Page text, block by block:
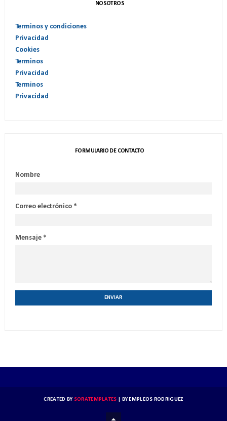
NOSOTROS
Terminos y condiciones
Privacidad
Cookies
Terminos
Privacidad
Terminos
Privacidad
FORMULARIO DE CONTACTO
Nombre
Correo electrónico *
Mensaje *
CREATED BY SORATEMPLATES | BYEMPLEOS RODRIGUEZ